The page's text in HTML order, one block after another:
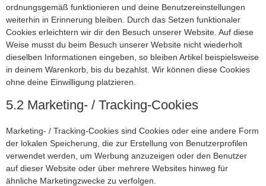
ordnungsgemäß funktionieren und deine Benutzereinstellungen
weiterhin in Erinnerung bleiben. Durch das Setzen funktionaler
Cookies erleichtern wir dir den Besuch unserer Website. Auf diese
Weise musst du beim Besuch unserer Website nicht wiederholt
dieselben Informationen eingeben, so bleiben Artikel beispielsweise
in deinem Warenkorb, bis du bezahlst. Wir können diese Cookies
ohne deine Einwilligung platzieren.
5.2 Marketing- / Tracking-Cookies
Marketing- / Tracking-Cookies sind Cookies oder eine andere Form
der lokalen Speicherung, die zur Erstellung von Benutzerprofilen
verwendet werden, um Werbung anzuzeigen oder den Benutzer
auf dieser Website oder über mehrere Websites hinweg für
ähnliche Marketingzwecke zu verfolgen.